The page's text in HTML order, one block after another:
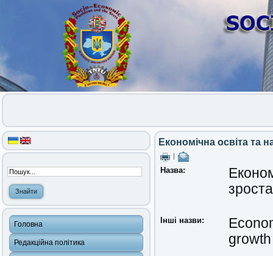
Головна
Редакційна політика
Економічна освіта та
Назва:
Інші назви:
growth